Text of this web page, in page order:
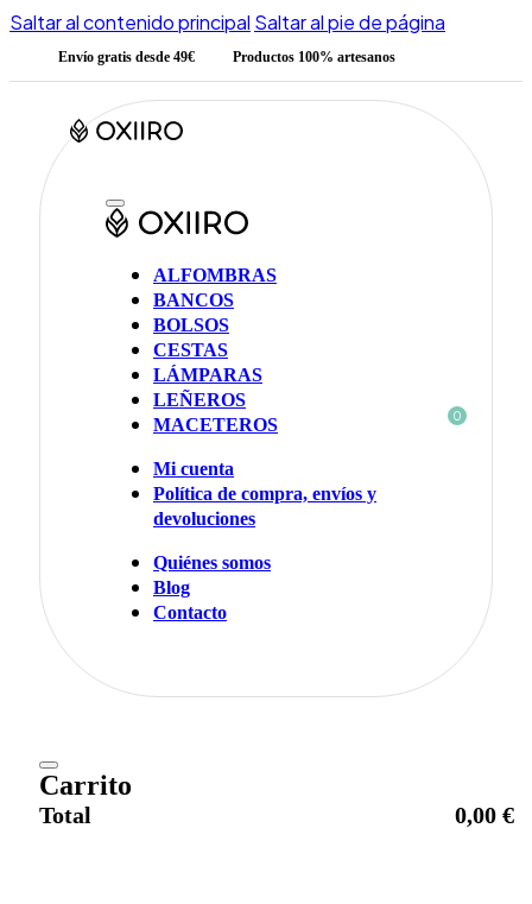
Saltar al contenido principal Saltar al pie de página
Envío gratis desde 49€ Productos 100% artesanos
ALFOMBRAS
BANCOS
BOLSOS
CESTAS
LÁMPARAS
LEÑEROS
MACETEROS
Mi cuenta
Política de compra, envíos y
devoluciones
Quiénes somos
Blog
Contacto
0
Carrito
Total 0,00 €